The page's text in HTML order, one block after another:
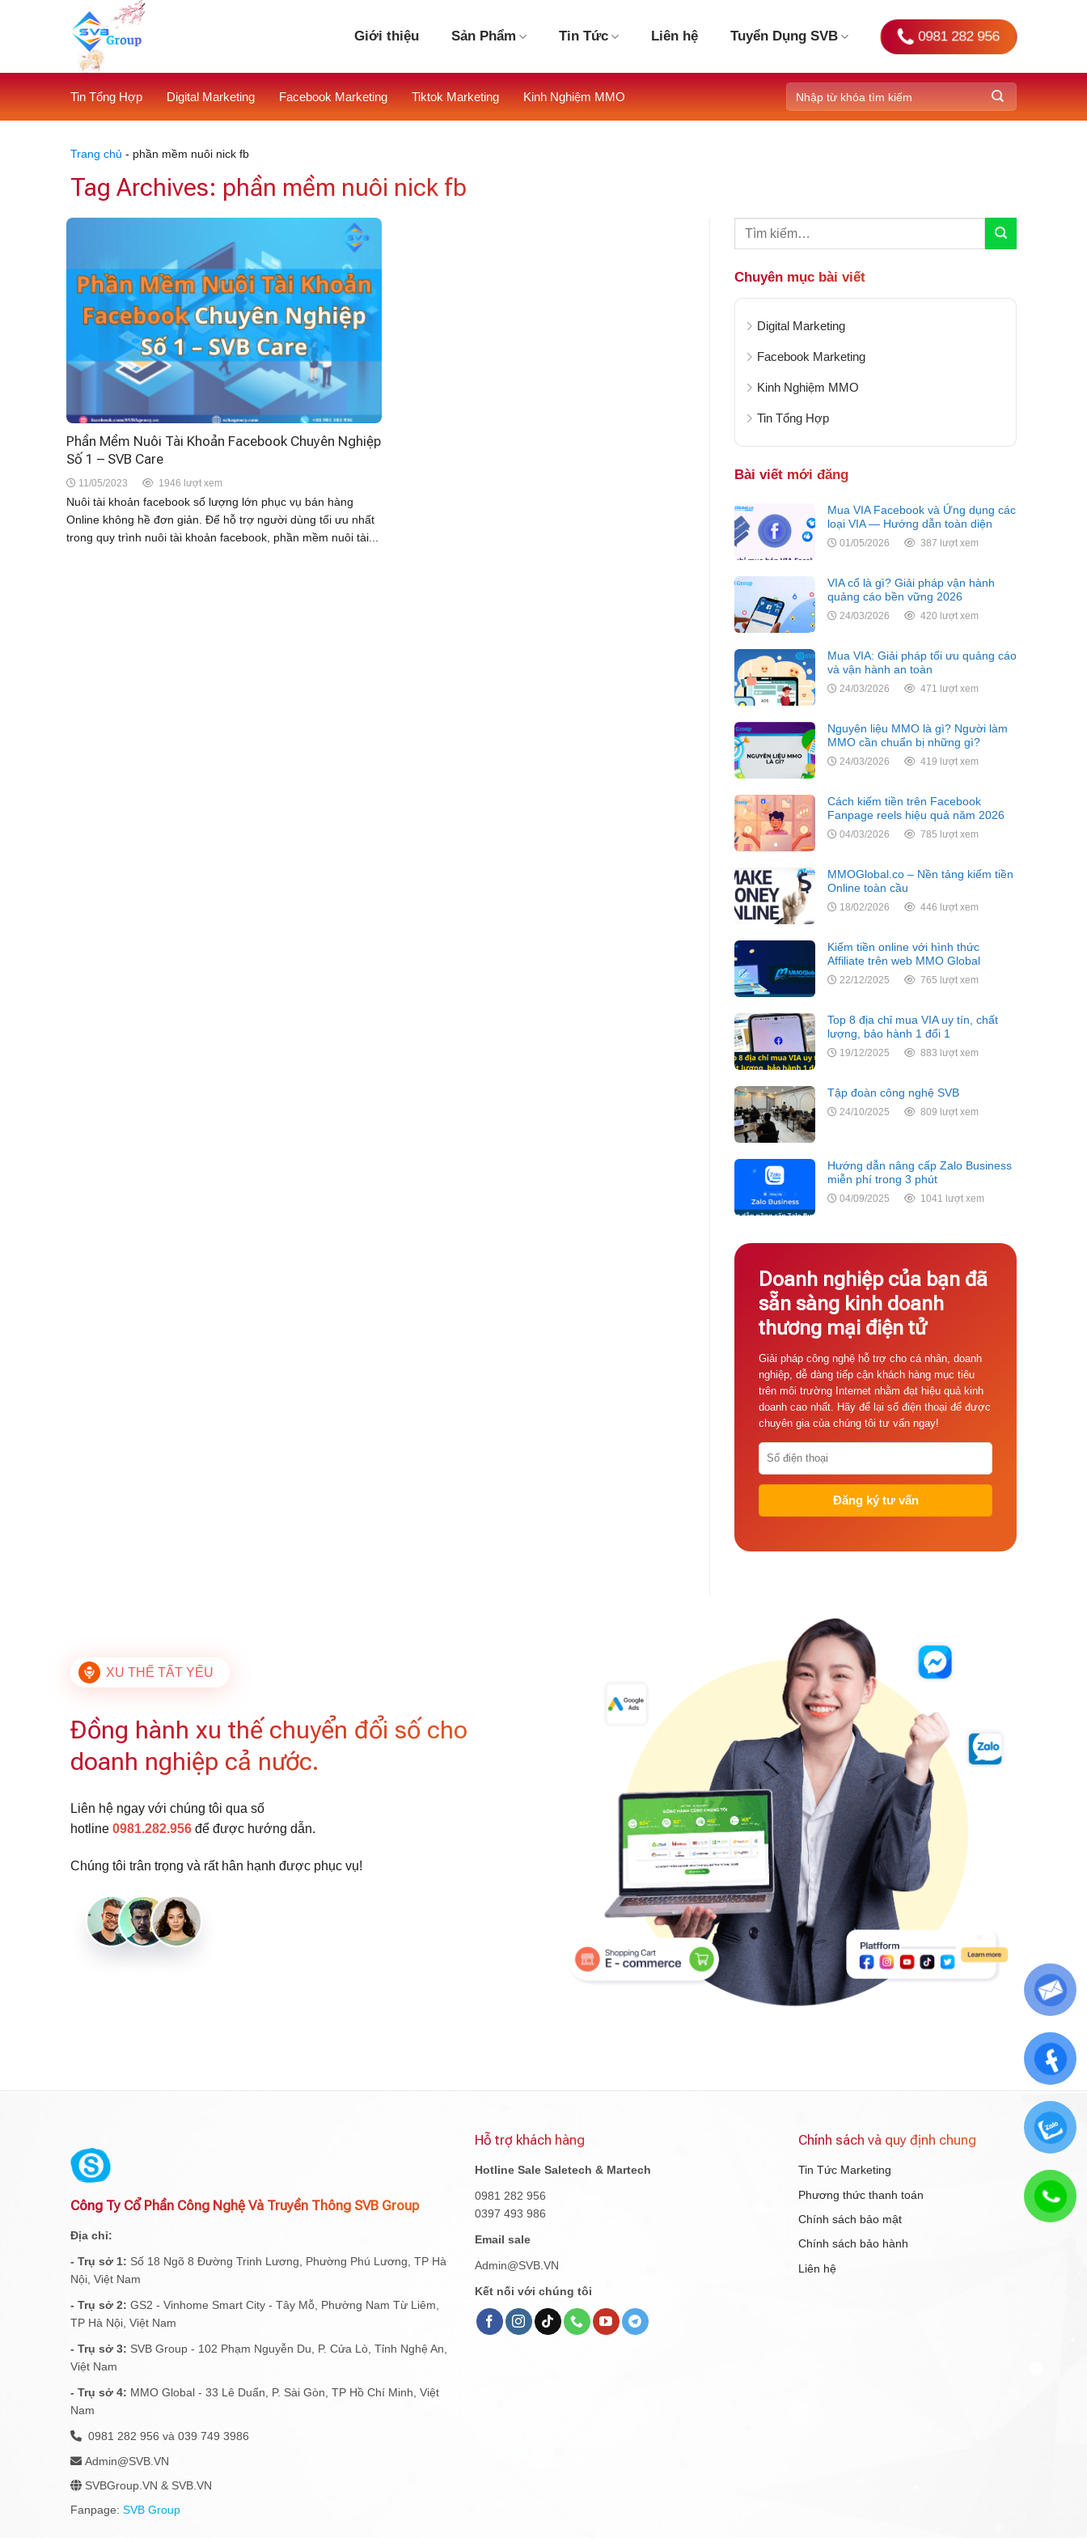
Giới thiệu Sản Phẩm Tin Tức Liên hệ Tuyển Dụng SVB 0981 282 956
Tin Tổng Hợp Digital Marketing Facebook Marketing Tiktok Marketing Kinh Nghiệm MMO
Trang chủ - phần mềm nuôi nick fb
Tag Archives: phần mềm nuôi nick fb
Phần Mềm Nuôi Tài Khoản Facebook Chuyên Nghiệp
Số 1 – SVB Care
11/05/2023 1946 lượt xem
Nuôi tài khoản facebook số lượng lớn phục vụ bán hàng
Online không hề đơn giản. Để hỗ trợ người dùng tối ưu nhất
trong quy trình nuôi tài khoản facebook, phần mềm nuôi tài...
Chuyên mục bài viết
Digital Marketing
Facebook Marketing
Kinh Nghiệm MMO
Tin Tổng Hợp
Bài viết mới đăng
Mua VIA Facebook và Ứng dụng các
loại VIA — Hướng dẫn toàn diện
01/05/2026 387 lượt xem
VIA cổ là gì? Giải pháp vận hành
quảng cáo bền vững 2026
24/03/2026 420 lượt xem
Mua VIA: Giải pháp tối ưu quảng cáo
và vận hành an toàn
24/03/2026 471 lượt xem
Nguyên liệu MMO là gì? Người làm
MMO cần chuẩn bị những gì?
24/03/2026 419 lượt xem
Cách kiếm tiền trên Facebook
Fanpage reels hiệu quả năm 2026
04/03/2026 785 lượt xem
MMOGlobal.co – Nền tảng kiếm tiền
Online toàn cầu
18/02/2026 446 lượt xem
Kiếm tiền online với hình thức
Affiliate trên web MMO Global
22/12/2025 765 lượt xem
Top 8 địa chỉ mua VIA uy tín, chất
lượng, bảo hành 1 đổi 1
19/12/2025 883 lượt xem
Tập đoàn công nghệ SVB
24/10/2025 809 lượt xem
Hướng dẫn nâng cấp Zalo Business
miễn phí trong 3 phút
04/09/2025 1041 lượt xem
Doanh nghiệp của bạn đã
sẵn sàng kinh doanh
thương mại điện tử
Giải pháp công nghệ hỗ trợ cho cá nhân, doanh
nghiệp, dễ dàng tiếp cận khách hàng mục tiêu
trên môi trường Internet nhằm đạt hiệu quả kinh
doanh cao nhất. Hãy để lại số điện thoại để được
chuyên gia của chúng tôi tư vấn ngay!
XU THẾ TẤT YẾU
Đồng hành xu thế chuyển đổi số cho
doanh nghiệp cả nước.
Liên hệ ngay với chúng tôi qua số
hotline 0981.282.956 để được hướng dẫn.
Chúng tôi trân trọng và rất hân hạnh được phục vụ!
Công Ty Cổ Phần Công Nghệ Và Truyền Thông SVB Group
Địa chỉ:
- Trụ sở 1: Số 18 Ngõ 8 Đường Trinh Lương, Phường Phú Lương, TP Hà
Nội, Việt Nam
- Trụ sở 2: GS2 - Vinhome Smart City - Tây Mỗ, Phường Nam Từ Liêm,
TP Hà Nội, Việt Nam
- Trụ sở 3: SVB Group - 102 Phạm Nguyễn Du, P. Cửa Lò, Tỉnh Nghệ An,
Việt Nam
- Trụ sở 4: MMO Global - 33 Lê Duẩn, P. Sài Gòn, TP Hồ Chí Minh, Việt
Nam
0981 282 956 và 039 749 3986
Admin@SVB.VN
SVBGroup.VN & SVB.VN
Fanpage: SVB Group
Hỗ trợ khách hàng
Hotline Sale Saletech & Martech
0981 282 956
0397 493 986
Email sale
Admin@SVB.VN
Kết nối với chúng tôi
Chính sách và quy định chung
Tin Tức Marketing
Phương thức thanh toán
Chính sách bảo mật
Chính sách bảo hành
Liên hệ